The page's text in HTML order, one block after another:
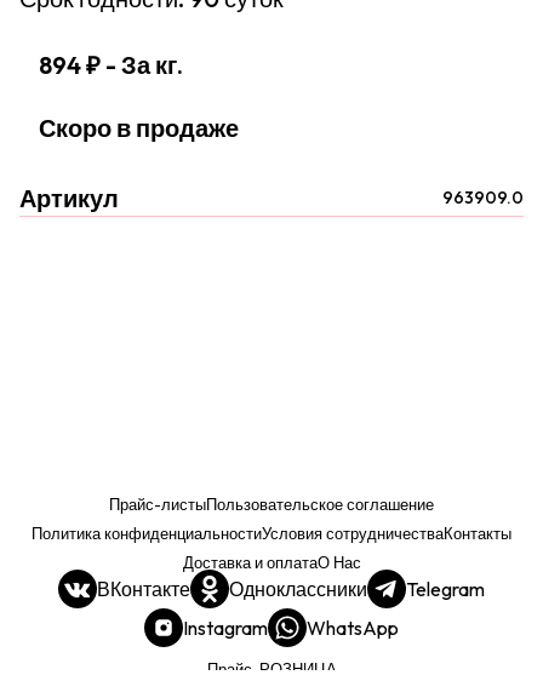
894 ₽ - За кг.
Скоро в продаже
Артикул 963909.0
Прайс-листыПользовательское соглашение
Политика конфиденциальностиУсловия сотрудничестваКонтакты
Доставка и оплатаО Нас
ВКонтакте Одноклассники
Telegram
Instagram
WhatsApp
Прайс. РОЗНИЦА